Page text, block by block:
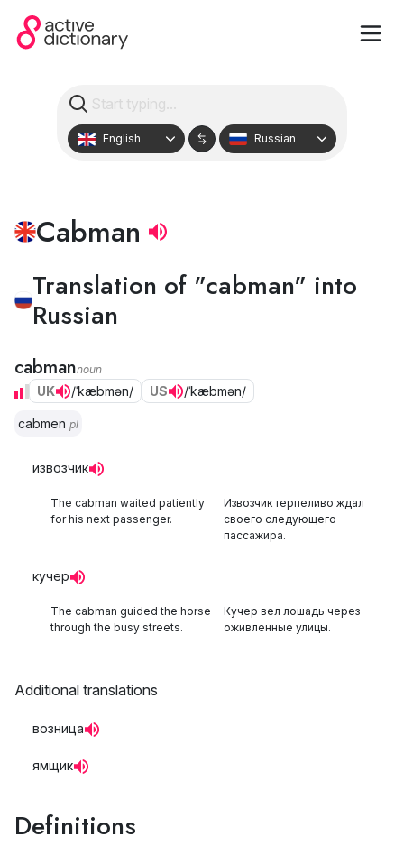
English Russian
Cabman
Translation of "cabman" into
Russian
cabmannoun
UK /ˈkæbmən/ US /ˈkæbmən/
cabmen pl
извозчик
The cabman waited patiently
for his next passenger.
Извозчик терпеливо ждал
своего следующего
пассажира.
кучер
The cabman guided the horse
through the busy streets.
Кучер вел лошадь через
оживленные улицы.
Additional translations
возница
ямщик
Definitions